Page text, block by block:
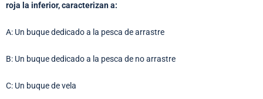
roja la inferior, caracterizan a:
A: Un buque dedicado a la pesca de arrastre
B: Un buque dedicado a la pesca de no arrastre
C: Un buque de vela